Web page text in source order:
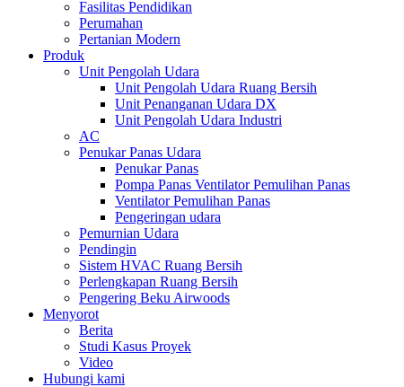
Fasilitas Pendidikan
Perumahan
Pertanian Modern
Produk
Unit Pengolah Udara
Unit Pengolah Udara Ruang Bersih
Unit Penanganan Udara DX
Unit Pengolah Udara Industri
AC
Penukar Panas Udara
Penukar Panas
Pompa Panas Ventilator Pemulihan Panas
Ventilator Pemulihan Panas
Pengeringan udara
Pemurnian Udara
Pendingin
Sistem HVAC Ruang Bersih
Perlengkapan Ruang Bersih
Pengering Beku Airwoods
Menyorot
Berita
Studi Kasus Proyek
Video
Hubungi kami